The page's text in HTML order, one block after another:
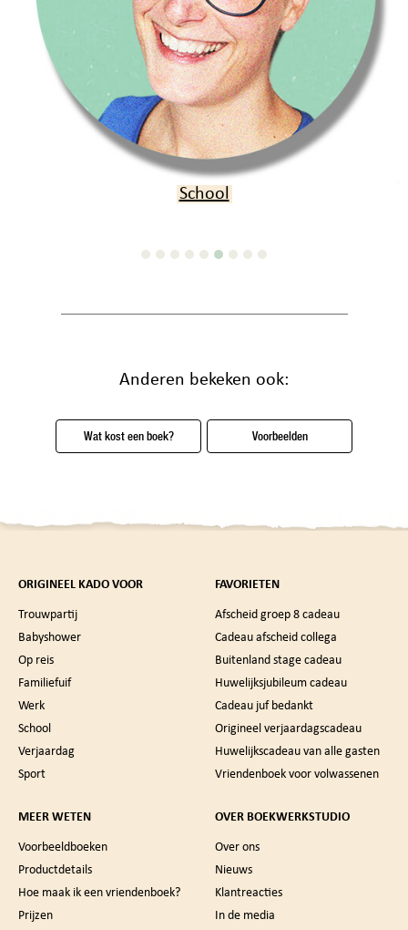
Verjaardag
Anderen bekeken ook:
Wat kost een boek? Voorbeelden
ORIGINEEL KADO VOOR
Trouwpartij
Babyshower
Op reis
Familiefuif
Werk
School
Verjaardag
Sport
FAVORIETEN
Afscheid groep 8 cadeau
Cadeau afscheid collega
Buitenland stage cadeau
Huwelijksjubileum cadeau
Cadeau juf bedankt
Origineel verjaardagscadeau
Huwelijkscadeau van alle gasten
Vriendenboek voor volwassenen
MEER WETEN
Voorbeeldboeken
Productdetails
Hoe maak ik een vriendenboek?
Prijzen
OVER BOEKWERKSTUDIO
Over ons
Nieuws
Klantreacties
In de media